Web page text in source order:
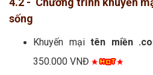
sống
Khuyến mạitên miền
350.000 VNĐ